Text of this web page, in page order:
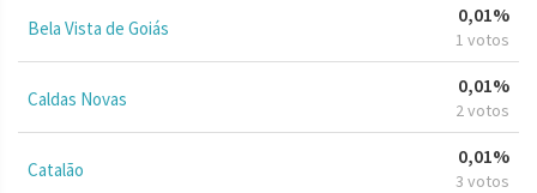
Bela Vista de Goiás
0,01%
1 votos
Caldas Novas
0,01%
2 votos
Catalão
0,01%
3 votos